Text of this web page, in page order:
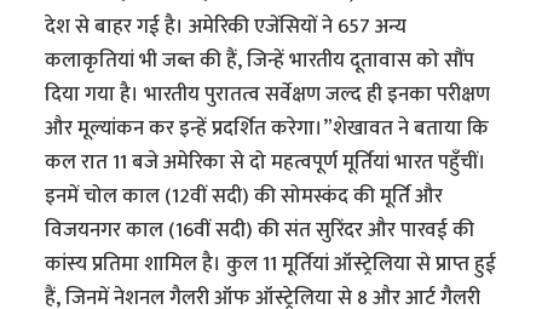
देश से बाहर गई है। अमेरिकी एजेंसियों ने 657 अन्य
कलाकृतियां भी जब्त की हैं, जिन्हें भारतीय दूतावास को सौंप
दिया गया है। भारतीय पुरातत्व सर्वेक्षण जल्द ही इनका परीक्षण
और मूल्यांकन कर इन्हें प्रदर्शित करेगा।”शेखावत ने बताया कि
कल रात 11 बजे अमेरिका से दो महत्वपूर्ण मूर्तियां भारत पहुँचीं।
इनमें चोल काल (12वीं सदी) की सोमस्कंद की मूर्ति और
विजयनगर काल (16वीं सदी) की संत सुरिंदर और पारवई की
कांस्य प्रतिमा शामिल है। कुल 11 मूर्तियां ऑस्ट्रेलिया से प्राप्त हुई
हैं, जिनमें नेशनल गैलरी ऑफ ऑस्ट्रेलिया से 8 और आर्ट गैलरी